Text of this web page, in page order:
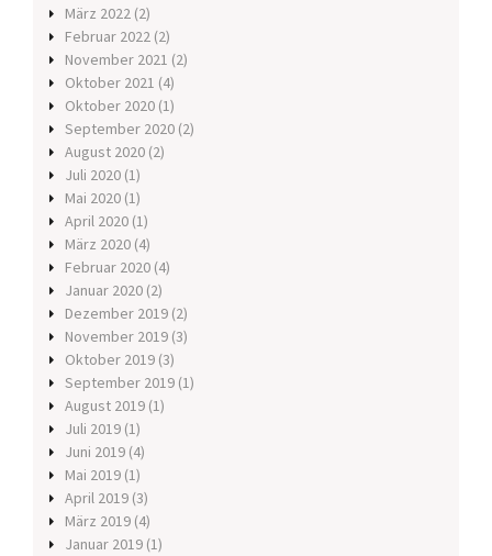
März 2022 (2)
Februar 2022 (2)
November 2021 (2)
Oktober 2021 (4)
Oktober 2020 (1)
September 2020 (2)
August 2020 (2)
Juli 2020 (1)
Mai 2020 (1)
April 2020 (1)
März 2020 (4)
Februar 2020 (4)
Januar 2020 (2)
Dezember 2019 (2)
November 2019 (3)
Oktober 2019 (3)
September 2019 (1)
August 2019 (1)
Juli 2019 (1)
Juni 2019 (4)
Mai 2019 (1)
April 2019 (3)
März 2019 (4)
Januar 2019 (1)